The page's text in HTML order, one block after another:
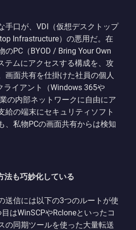
手口が、VDI（仮想デスクトップ
Infrastructure）の悪用だ。在
のPC（BYOD / Bring Your Own
テムにアクセスする構成を、攻
画面共有を仕掛けた社員の個人
ライアント（Windows 365や
の内部ネットワークに自由にア
給の端末にセキュリティソフト
、私物PCの画面共有からは検知
法も巧妙化している
送信には以下の3つのルートが使
はWinSCPやRcloneといったコ
の同期ツールを使った大量転送